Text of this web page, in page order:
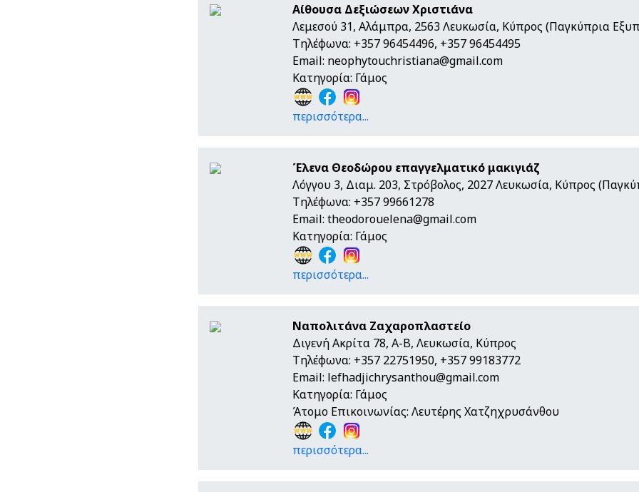
Αίθουσα Δεξιώσεων Χριστιάνα
Λεμεσού 31, Αλάμπρα, 2563 Λευκωσία, Κύπρος (Παγκύπρια
Τηλέφωνα: +357 96454496, +357 96454495
Email: neophytouchristiana@gmail.com
Κατηγορία: Γάμος
περισσότερα...
Έλενα Θεοδώρου επαγγελματικό μακιγιάζ
Λόγγου 3, Διαμ. 203, Στρόβολος, 2027 Λευκωσία, Κύπρος
Τηλέφωνα: +357 99661278
Email: theodorouelena@gmail.com
Κατηγορία: Γάμος
περισσότερα...
Ναπολιτάνα Ζαχαροπλαστείο
Διγενή Ακρίτα 78, A-B, Λευκωσία, Κύπρος
Τηλέφωνα: +357 22751950, +357 99183772
Email: lefhadjichrysanthou@gmail.com
Κατηγορία: Γάμος
Άτομο Επικοινωνίας: Λευτέρης Χατζηχρυσάνθου
περισσότερα...